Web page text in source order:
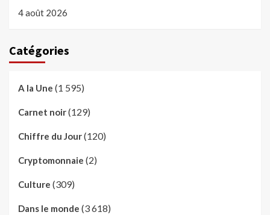
4 août 2026
Catégories
A la Une (1 595)
Carnet noir(129)
Chiffre du Jour(120)
Cryptomonnaie (2)
Culture (309)
Dans le monde (3 618)